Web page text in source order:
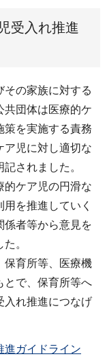
受入れ推進
の家族に対する
共団体は医療的ケ
策を実施する責務
ア児に対し適切な
されました。
ケア児の円滑な
を推進していく
係者等から意見を
。
育所等、医療機
とで、保育所等へ
入れ推進につなげ
進ガイドライン